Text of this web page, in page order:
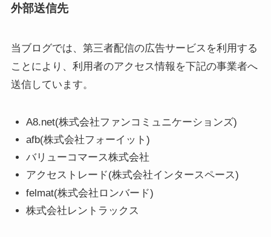
外部送信先
当ブログでは、第三者配信の広告サービスを利用する
ことにより、利用者のアクセス情報を下記の事業者へ
送信しています。
A8.net(株式会社ファンコミュニケーションズ)
afb(株式会社フォーイット)
バリューコマース株式会社
アクセストレード(株式会社インタースペース)
felmat(株式会社ロンバード)
株式会社レントラックス